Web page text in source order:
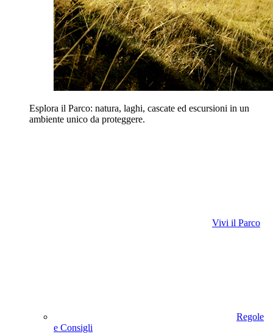
Esplora il Parco: natura, laghi, cascate ed escursioni in un
ambiente unico da proteggere.
Vivi il Parco
Regole
e Consigli